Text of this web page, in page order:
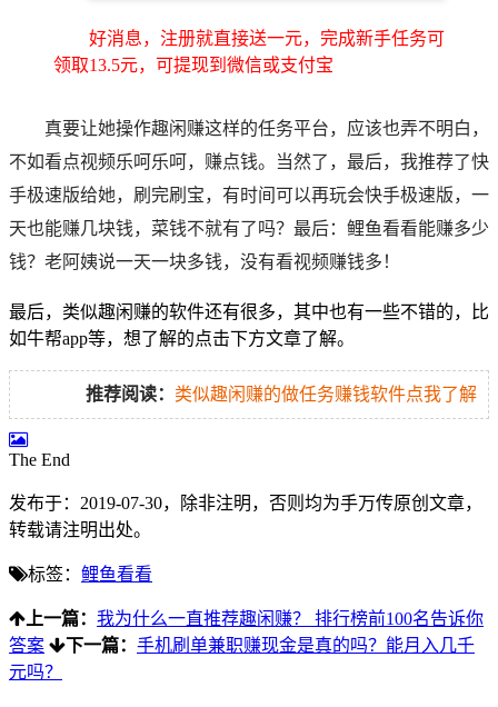
好消息，注册就直接送一元，完成新手任务可
领取13.5元，可提现到微信或支付宝
真要让她操作趣闲赚这样的任务平台，应该也弄不明白，
不如看点视频乐呵乐呵，赚点钱。当然了，最后，我推荐了快
手极速版给她，刷完刷宝，有时间可以再玩会快手极速版，一
天也能赚几块钱，菜钱不就有了吗？ 最后：鲤鱼看看能赚多少
钱？老阿姨说一天一块多钱，没有看视频赚钱多！
最后，类似趣闲赚的软件还有很多，其中也有一些不错的，比
如牛帮app等，想了解的点击下方文章了解。
推荐阅读： 类似趣闲赚的做任务赚钱软件点我了解
The End
发布于：2019-07-30，除非注明，否则均为手万传原创文章，
转载请注明出处。
标签： 鲤鱼看看
上一篇： 我为什么一直推荐趣闲赚？ 排行榜前100名告诉你
答案
下一篇： 手机刷单兼职赚现金是真的吗？能月入几千
元吗？